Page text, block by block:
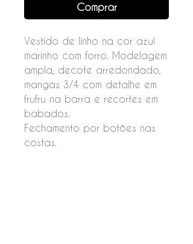
Comprar
Vestido de linho na cor azul
marinho com forro. Modelagem
ampla, decote arredondado,
mangas 3/4 com detalhe em
frufru na barra e recortes em
babados.
Fechamento por botões nas
costas.